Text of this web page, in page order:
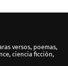
versos, poemas,
ciencia ficción,